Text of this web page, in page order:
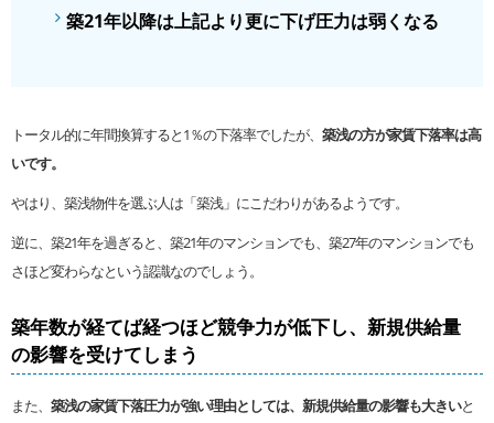
築21年以降は上記より更に下げ圧力は弱くなる
トータル的に年間換算すると1％の下落率でしたが、 築浅の方が家賃下落率は高
いです。
やはり、築浅物件を選ぶ人は「築浅」にこだわりがあるようです。
逆に、築21年を過ぎると、築21年のマンションでも、築27年のマンションでも
さほど変わらなという認識なのでしょう。
築年数が経てば経つほど競争力が低下し、新規供給量
の影響を受けてしまう
また、 築浅の家賃下落圧力が強い理由としては、新規供給量の影響も大きいと